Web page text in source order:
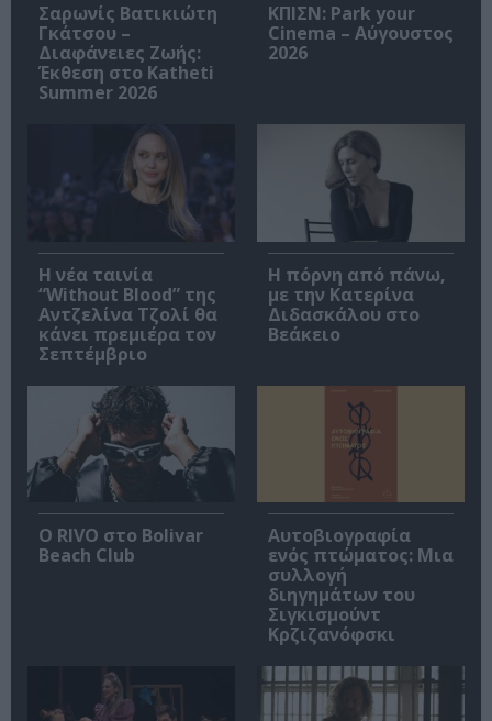
Σαρωνίς Βατικιώτη
Γκάτσου –
Διαφάνειες Ζωής:
Έκθεση στο Katheti
Summer 2026
ΚΠΙΣΝ: Park your
Cinema – Αύγουστος
2026
Η νέα ταινία
“Without Blood” της
Αντζελίνα Τζολί θα
κάνει πρεμιέρα τον
Σεπτέμβριο
Η πόρνη από πάνω,
με την Κατερίνα
Διδασκάλου στο
Βεάκειο
Ο RIVO στο Bolivar
Beach Club
Αυτοβιογραφία
ενός πτώματος: Μια
συλλογή
διηγημάτων του
Σιγκισμούντ
Κρζιζανόφσκι